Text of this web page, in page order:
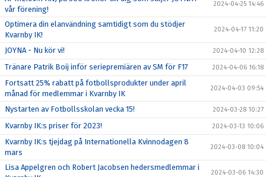
vår förening!
2024-04-25 14:46
Optimera din elanvändning samtidigt som du stödjer
Kvarnby IK!
2024-04-17 11:20
JOYNA - Nu kör vi! 2024-04-10 12:28
Tränare Patrik Boij inför seriepremiären av SM för F17 2024-04-06 16:18
Fortsatt 25% rabatt på fotbollsprodukter under april
månad för medlemmar i Kvarnby IK
2024-04-03 09:54
Nystarten av Fotbollsskolan vecka 15! 2024-03-28 10:27
Kvarnby IK:s priser för 2023! 2024-03-13 10:06
Kvarnby IK:s tjejdag på Internationella Kvinnodagen 8
mars
2024-03-08 10:04
Lisa Appelgren och Robert Jacobsen hedersmedlemmar i
2024-03-06 14:30